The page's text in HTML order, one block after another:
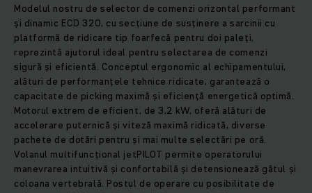
Modelul nostru de selector de comenzi orizontal performant
și dinamic ECD 320, cu secțiune de susținere a sarcinii cu
platformă de ridicare tip foarfecă pentru doi paleți,
reprezintă ajutorul ideal pentru selectarea de comenzi
sigură și eficientă. Conceptul ergonomic al echipamentului,
alături de performanțele tehnice ridicate, garantează o
capacitate de picking maximă și eficiență energetică optimă.
Motorul extrem de eficient, de 3,2 kW, oferă alături de
accelerare puternică și viteză maximă ridicată, diverse
pachete de dotări pentru și mai multe selectări pe oră.
Volanul multifuncțional jetPILOT permite operatorului
manevrarea intuitivă și confortabilă și detensionează gâtul și
coloana vertebrală. Postul de operare cu posibilitate de